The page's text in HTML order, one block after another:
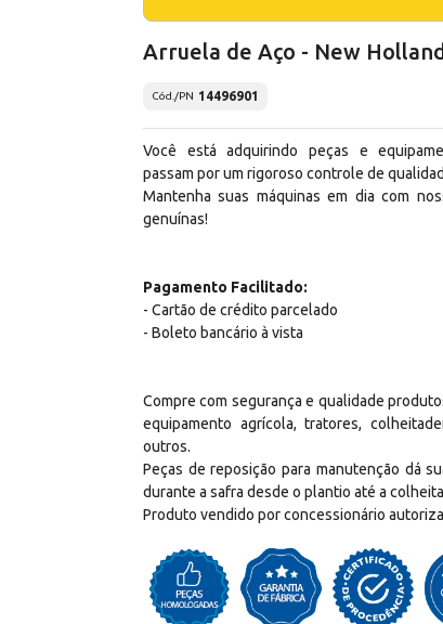
Arruela de Aço - New
Cód./PN 14496901
Você está adquirindo peças e
passam por um rigoroso controle de
Mantenha suas máquinas em dia com
genuínas!
Pagamento Facilitado:
- Cartão de crédito parcelado
- Boleto bancário à vista
Compre com segurança e qualidade
equipamento agrícola, tratores,
outros.
Peças de reposição para manutenção dá
durante a safra desde o plantio até a
Produto vendido por concessionário